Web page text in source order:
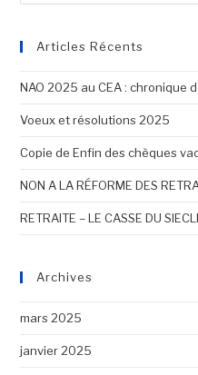
Articles Récents
NAO 2025 au CEA : chronique
Voeux et résolutions 2025
Copie de Enfin des chèques
NON A LA RÉFORME DES
RETRAITE – LE CASSE DU
Archives
mars 2025
janvier 2025